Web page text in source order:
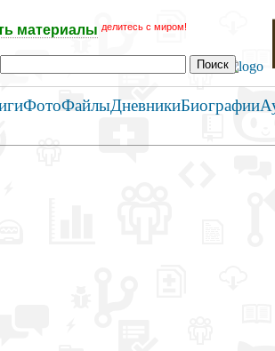
материалы делитесь с миром!
ФотоФайлыДневникиБиографии